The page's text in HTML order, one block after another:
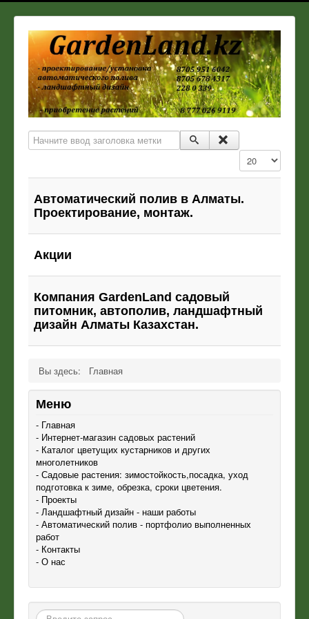
Начните ввод заголовка метки
Кол-во строк:
Автоматический полив в Алматы.
Проектирование, монтаж.
Акции
Компания GardenLand садовый
питомник, автополив, ландшафтный
дизайн Алматы Казахстан.
Вы здесь: Главная
Меню
- Главная
- Интернет-магазин садовых растений
- Каталог цветущих кустарников и других
многолетников
- Садовые растения: зимостойкость,посадка, уход
подготовка к зиме, обрезка, сроки цветения.
- Проекты
- Ландшафтный дизайн - наши работы
- Автоматический полив - портфолио выполненных
работ
- Контакты
- О нас
Поиск